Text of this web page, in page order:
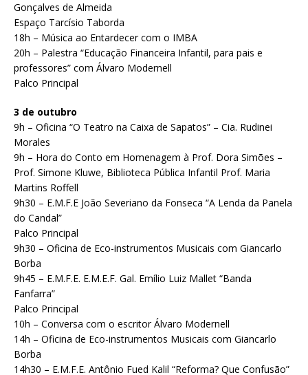
Gonçalves de Almeida
Espaço Tarcísio Taborda
18h – Música ao Entardecer com o IMBA
20h – Palestra “Educação Financeira Infantil, para pais e
professores” com Álvaro Modernell
Palco Principal
3 de outubro
9h – Oficina “O Teatro na Caixa de Sapatos” – Cia. Rudinei
Morales
9h – Hora do Conto em Homenagem à Prof. Dora Simões –
Prof. Simone Kluwe, Biblioteca Pública Infantil Prof. Maria
Martins Roffell
9h30 – E.M.F.E João Severiano da Fonseca “A Lenda da Panela
do Candal”
Palco Principal
9h30 – Oficina de Eco-instrumentos Musicais com Giancarlo
Borba
9h45 – E.M.F.E. E.M.E.F. Gal. Emílio Luiz Mallet “Banda
Fanfarra”
Palco Principal
10h – Conversa com o escritor Álvaro Modernell
14h – Oficina de Eco-instrumentos Musicais com Giancarlo
Borba
14h30 – E.M.F.E. Antônio Fued Kalil “Reforma? Que Confusão”